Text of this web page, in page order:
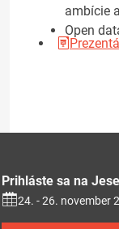
ambície
Open
Prihláste sa na
24. - 26. november